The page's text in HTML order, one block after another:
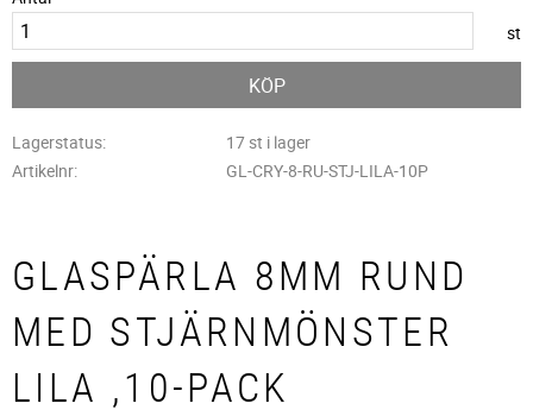
st
KÖP
Lagerstatus
17 st i lager
Artikelnr
GL-CRY-8-RU-STJ-LILA-10P
GLASPÄRLA 8MM RUND
MED STJÄRNMÖNSTER
LILA ,10-PACK